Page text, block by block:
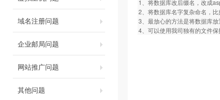
域名注册问题
企业邮局问题
网站推广问题
其他问题
1、将数据库改后缀名，改成
2、将数据库名字复杂命名，
3、最放心的方法是将数据库
4、可以使用我司独有的文件